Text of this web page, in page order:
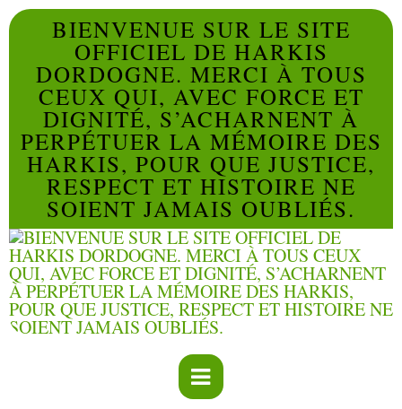
BIENVENUE SUR LE SITE
OFFICIEL DE HARKIS
DORDOGNE. MERCI À TOUS
CEUX QUI, AVEC FORCE ET
DIGNITÉ, S’ACHARNENT À
PERPÉTUER LA MÉMOIRE DES
HARKIS, POUR QUE JUSTICE,
RESPECT ET HISTOIRE NE
SOIENT JAMAIS OUBLIÉS.